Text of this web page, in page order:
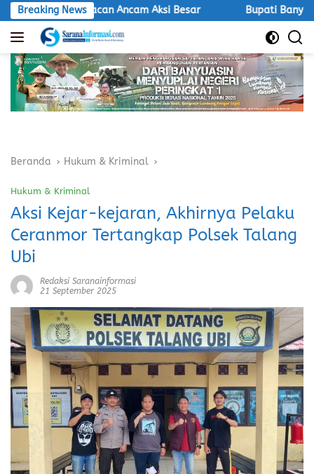
Langsung
ke
konten
Breaking News
Macan Ancam Aksi Besar Bupati Banyuasin Hadiri
Beranda Hukum & Kriminal
Hukum & Kriminal
Aksi Kejar-kejaran, Akhirnya Pelaku
Ceranmor Tertangkap Polsek Talang
Ubi
Redaksi Saranainformasi
21 September 2025